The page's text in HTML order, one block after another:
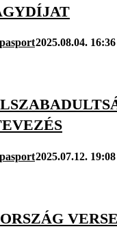
2025.08.04. 16:36
2025.07.12. 19:08